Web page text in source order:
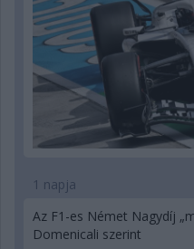
1 napja
Az F1-es Német Nagydíj
Domenicali szerint